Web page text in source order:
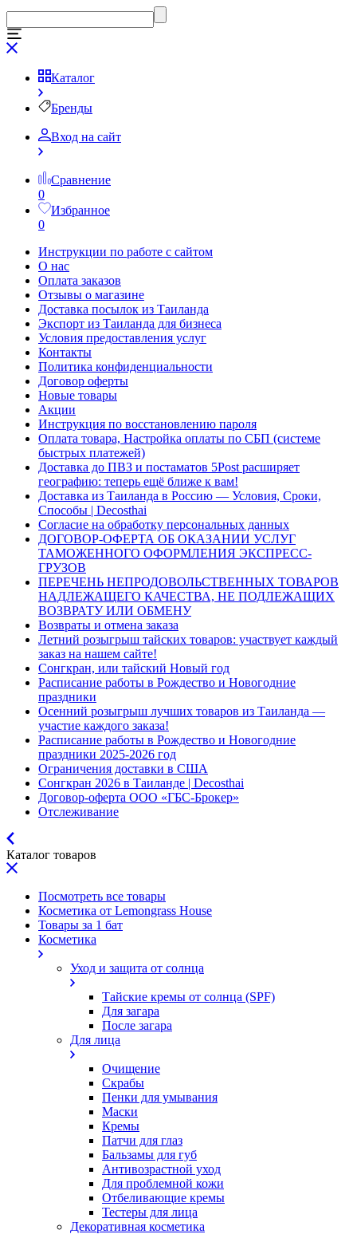
Каталог
Бренды
Вход на сайт
Сравнение
0
Избранное
0
Инструкции по работе с сайтом
О нас
Оплата заказов
Отзывы о магазине
Доставка посылок из Таиланда
Экспорт из Таиланда для бизнеса
Условия предоставления услуг
Контакты
Политика конфиденциальности
Договор оферты
Новые товары
Акции
Инструкция по восстановлению пароля
Оплата товара, Настройка оплаты по СБП (системе
быстрых платежей)
Доставка до ПВЗ и постаматов 5Post расширяет
географию: теперь ещё ближе к вам!
Доставка из Таиланда в Россию — Условия, Сроки,
Способы | Decosthai
Согласие на обработку персональных данных
ДОГОВОР-ОФЕРТА ОБ ОКАЗАНИИ УСЛУГ
ТАМОЖЕННОГО ОФОРМЛЕНИЯ ЭКСПРЕСС-
ГРУЗОВ
ПЕРЕЧЕНЬ НЕПРОДОВОЛЬСТВЕННЫХ ТОВАРОВ
НАДЛЕЖАЩЕГО КАЧЕСТВА, НЕ ПОДЛЕЖАЩИХ
ВОЗВРАТУ ИЛИ ОБМЕНУ
Возвраты и отмена заказа
Летний розыгрыш тайских товаров: участвует каждый
заказ на нашем сайте!
Сонгкран, или тайский Новый год
Расписание работы в Рождество и Новогодние
праздники
Осенний розыгрыш лучших товаров из Таиланда —
участие каждого заказа!
Расписание работы в Рождество и Новогодние
праздники 2025-2026 год
Ограничения доставки в США
Сонгкран 2026 в Таиланде | Decosthai
Договор-оферта ООО «ГБС-Брокер»
Отслеживание
Каталог товаров
Посмотреть все товары
Косметика от Lemongrass House
Товары за 1 бат
Косметика
Уход и защита от солнца
Тайские кремы от солнца (SPF)
Для загара
После загара
Для лица
Очищение
Скрабы
Пенки для умывания
Маски
Кремы
Патчи для глаз
Бальзамы для губ
Антивозрастной уход
Для проблемной кожи
Oтбеливающие кремы
Тестеры для лица
Декоративная косметика